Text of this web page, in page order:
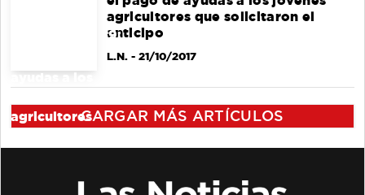
agricultores que solicitaron el
anticipo
L.N.- 21/10/2017
CARGAR MÁS ARTÍCULOS